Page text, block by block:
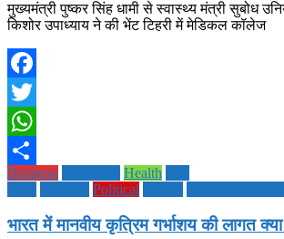
मुख्यमंत्री पुष्कर सिंह धामी से स्वास्थ्य मंत्री सुबोध
किशोर उपाध्याय ने की भेंट टिहरी में मेडिकल कॉलेज
Facebook
Twitter
WhatsApp
Share
Business Health
Political
भारत में मानवीय कृत्रिम गर्भाशय की लागत